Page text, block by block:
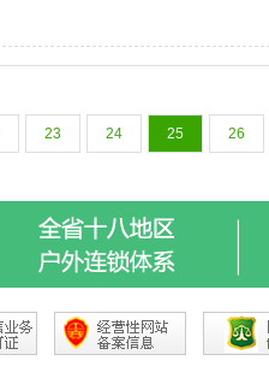
23 24 25 26